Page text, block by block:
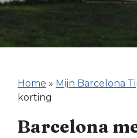
Home » Mijn Barcelona
korting
Barcelona